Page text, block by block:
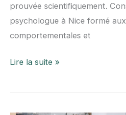
prouvée scientifiquement.
psychologue à Nice formé
comportementales et
Consulter
psychologue
Lire la suite »